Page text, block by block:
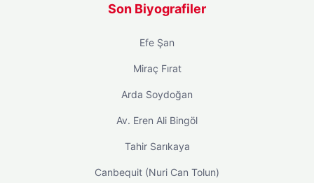
Son Biyografiler
Efe Şan
Miraç Fırat
Arda Soydoğan
Av. Eren Ali Bingöl
Tahir Sarıkaya
Canbequit (Nuri Can Tolun)